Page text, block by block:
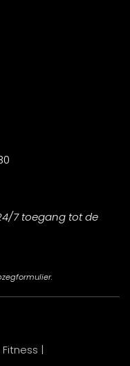
7 toegang tot de
|